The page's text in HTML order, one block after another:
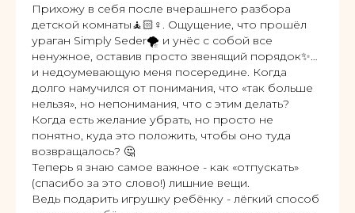
Прихожу в себя после вчерашнего разбора
детской комнаты🧘🏻♀️. Ощущение, что прошёл
ураган Simply Seder🌪 и унёс с собой все
ненужное, оставив просто звенящий порядок✨…
и недоумевающую меня посередине. Когда
долго намучился от понимания, что «так больше
нельзя», но непонимания, что с этим делать?
Когда есть желание убрать, но просто не
понятно, куда это положить, чтобы оно туда
возвращалось? 🤔
Теперь я знаю самое важное - как «отпускать»
(спасибо за это слово!) лишние вещи.
Ведь подарить игрушку ребёнку - лёгкий способ